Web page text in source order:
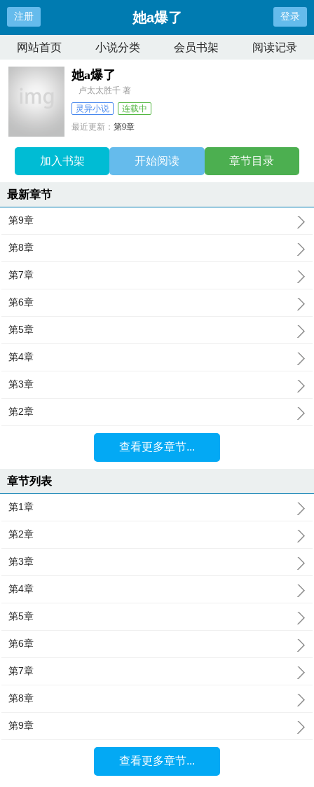
注册 她a爆了 登录
网站首页 小说分类 会员书架 阅读记录
她a爆了
卢太太胜千 著
灵异小说
连载中
最近更新：第9章
加入书架 开始阅读 章节目录
最新章节
第9章
第8章
第7章
第6章
第5章
第4章
第3章
第2章
查看更多章节...
章节列表
第1章
第2章
第3章
第4章
第5章
第6章
第7章
第8章
第9章
查看更多章节...